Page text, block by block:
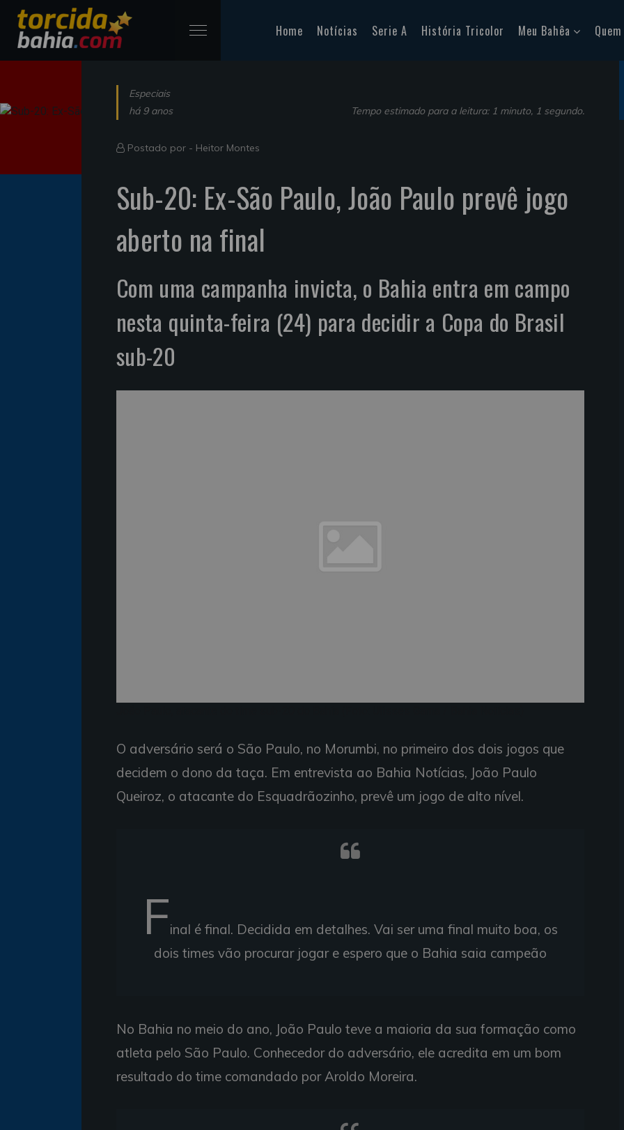
Home Notícias Serie A História Tricolor Meu Bahêa
Especiais
há 9 anos
Tempo estimado para a leitura: 1 minuto, 1 segundo.
Postado por - Heitor Montes
Sub-20: Ex-São Paulo, João Paulo prevê jogo
aberto na final
Com uma campanha invicta, o Bahia entra em campo
nesta quinta-feira (24) para decidir a Copa do Brasil
sub-20
O adversário será o São Paulo, no Morumbi, no primeiro dos dois jogos que
decidem o dono da taça. Em entrevista ao Bahia Notícias, João Paulo
Queiroz, o atacante do Esquadrãozinho, prevê um jogo de alto nível.
Final é final. Decidida em detalhes. Vai ser uma final muito boa, os
dois times vão procurar jogar e espero que o Bahia saia campeão
No Bahia no meio do ano, João Paulo teve a maioria da sua formação como
atleta pelo São Paulo. Conhecedor do adversário, ele acredita em um bom
resultado do time comandado por Aroldo Moreira.